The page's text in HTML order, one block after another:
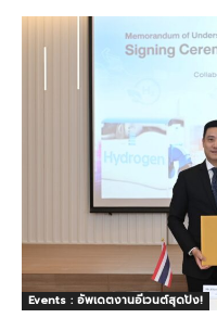
Events : อัพเดตงานอีเวนต์สุดปัง!